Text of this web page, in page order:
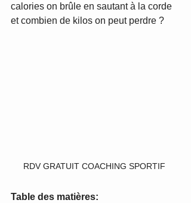
calories on brûle en sautant à la corde
et combien de kilos on peut perdre ?
RDV GRATUIT COACHING SPORTIF
Table des matières: